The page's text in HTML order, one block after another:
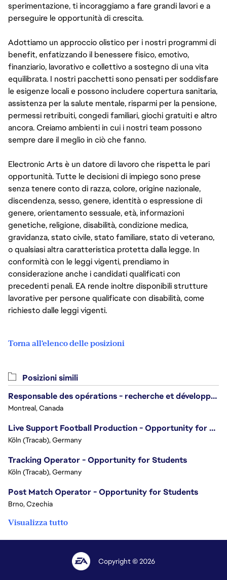
sperimentazione, ti incoraggiamo a fare grandi lavori e a
perseguire le opportunità di crescita.
Adottiamo un approccio olistico per i nostri programmi di
benefit, enfatizzando il benessere fisico, emotivo,
finanziario, lavorativo e collettivo a sostegno di una vita
equilibrata. I nostri pacchetti sono pensati per soddisfare
le esigenze locali e possono includere copertura sanitaria,
assistenza per la salute mentale, risparmi per la pensione,
permessi retribuiti, congedi familiari, giochi gratuiti e altro
ancora. Creiamo ambienti in cui i nostri team possono
sempre dare il meglio in ciò che fanno.
Electronic Arts è un datore di lavoro che rispetta le pari
opportunità. Tutte le decisioni di impiego sono prese
senza tenere conto di razza, colore, origine nazionale,
discendenza, sesso, genere, identità o espressione di
genere, orientamento sessuale, età, informazioni
genetiche, religione, disabilità, condizione medica,
gravidanza, stato civile, stato familiare, stato di veterano,
o qualsiasi altra caratteristica protetta dalla legge. In
conformità con le leggi vigenti, prendiamo in
considerazione anche i candidati qualificati con
precedenti penali. EA rende inoltre disponibili strutture
lavorative per persone qualificate con disabilità, come
richiesto dalle leggi vigenti.
Torna all'elenco delle posizioni
Posizioni simili
Responsable des opérations - recherche et développement/Head of Operations, Research & Development
Montreal, Canada
Live Support Football Production - Opportunity for Students!
Köln (Tracab), Germany
Tracking Operator - Opportunity for Students
Köln (Tracab), Germany
Post Match Operator - Opportunity for Students
Brno, Czechia
Visualizza tutto
Copyright © 2026